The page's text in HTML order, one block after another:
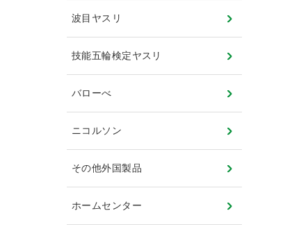
波目ヤスリ
技能五輪検定ヤスリ
バローべ
ニコルソン
その他外国製品
ホームセンター